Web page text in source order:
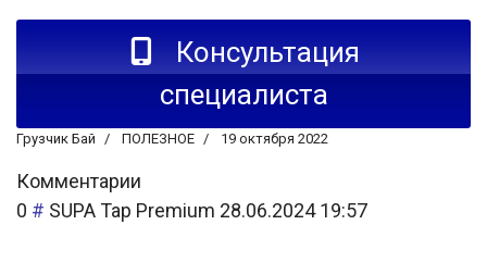
Консультация
специалиста
Грузчик Бай ПОЛЕЗНОЕ 19 октября 2022
Комментарии
0 # SUPA Tap Premium 28.06.2024 19:57